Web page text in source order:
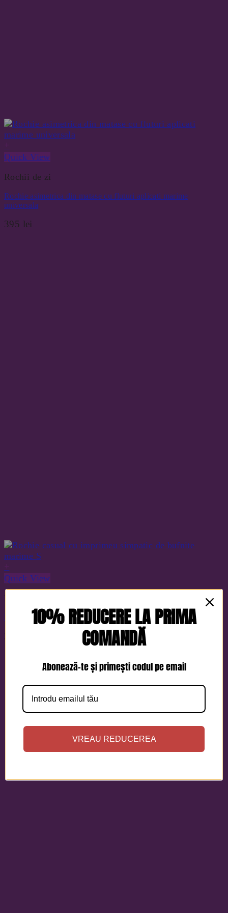
Quick View
Rochii de zi
Rochie asimetrica din matase cu fluturi aplicati marime
universala
395 lei
Quick View
Rochii de zi
Rochie casual cu imprimeu simpatic de bufnite marime S
210
10% REDUCERE LA PRIMA
COMANDĂ
Abonează-te și primești codul pe email
VREAU REDUCEREA